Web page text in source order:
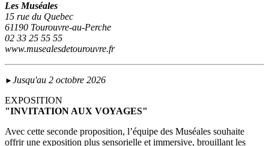
Les Muséales
15 rue du Quebec
61190 Tourouvre-au-Perche
02 33 25 55 55
www.musealesdetourouvre.fr
► Jusqu'au 2 octobre 2026
EXPOSITION
"INVITATION AUX VOYAGES"
Avec cette seconde proposition, l’équipe des Muséales souhaite
offrir une exposition plus sensorielle et immersive, brouillant les